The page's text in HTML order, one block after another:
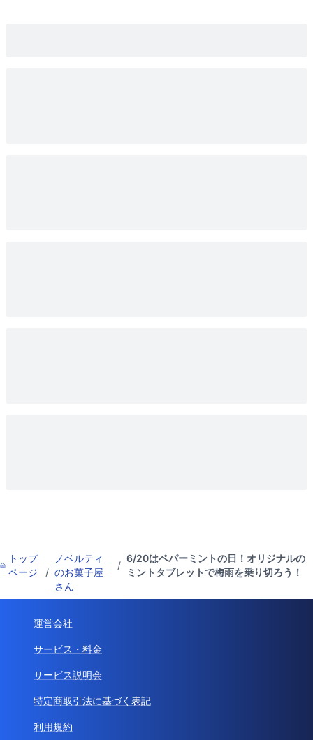
トップ
ページ
/
ノベルティ
のお菓子屋
さん
/
6/20はペパーミントの日！オリジナルの
ミントタブレットで梅雨を乗り切ろう！
運営会社
サービス・料金
サービス説明会
特定商取引法に基づく表記
利用規約